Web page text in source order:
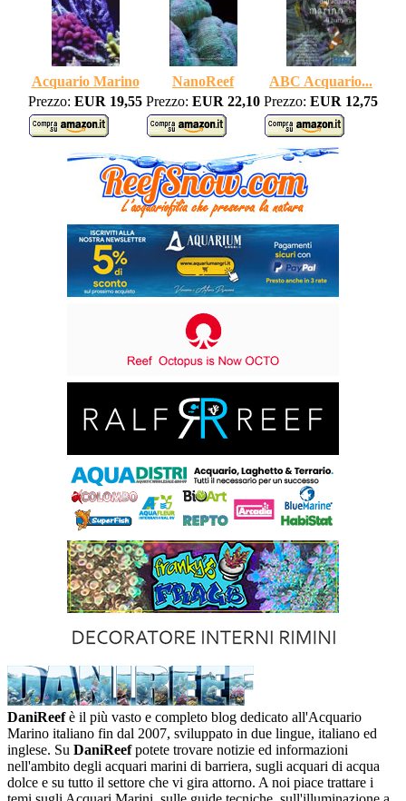
Acquario Marino NanoReef
ABC Acquario...
Prezzo: EUR 19,55 Prezzo: EUR 22,10 Prezzo: EUR 12,75
DaniReefè il più vasto e completo blog dedicato all'Acquario
Marino italiano fin dal 2007, sviluppato in due lingue, italiano ed
inglese. Su DaniReefpotete trovare notizie ed informazioni
nell'ambito degli acquari marini di barriera, sugli acquari di acqua
dolce e su tutto il settore che vi gira attorno. A noi piace trattare i